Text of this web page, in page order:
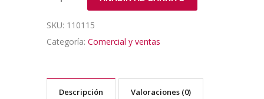
SKU: 110115
Categoría: Comercial y ventas
Descripción Valoraciones (0)